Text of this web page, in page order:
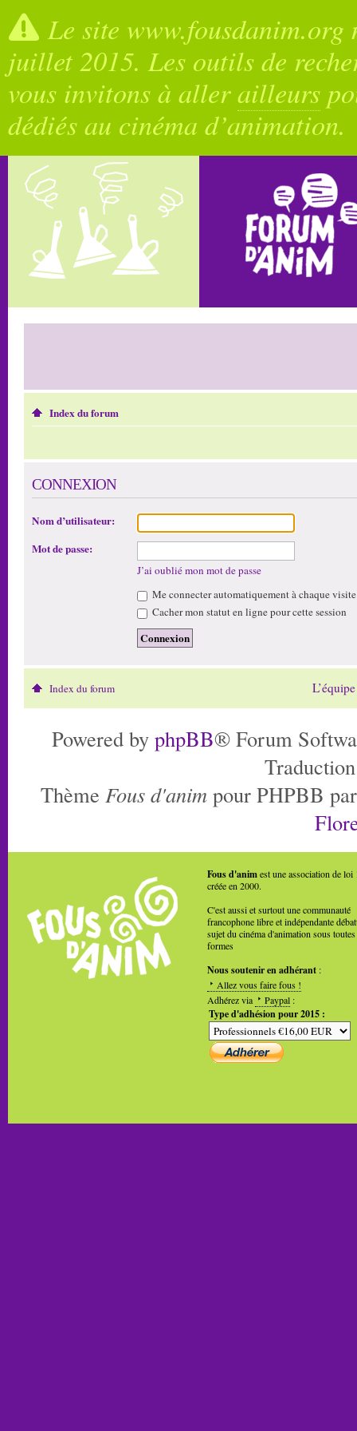
Le site
juillet 2015. Les outils de
vous invitons à allerailleurs
dédiés au cinéma d’animation.
Index du forum
CONNEXION
Nom d’utilisateur:
Mot de passe:
J’ai oublié mon mot de passe
Me connecter automatiquement à chaque visite
Cacher mon statut en ligne pour cette session
Index du forum
Powered by phpBB® Forum
Thème Fous d'anim pour PHPBB
Fous d'animest une association de loi
créée en 2000.
C'est aussi et surtout une communauté
francophone libre et indépendante
sujet du cinéma d'animation sous toutes
formes
Nous soutenir en adhérant :
Allez vous faire fous !
Adhérez via
Paypal :
Type d'adhésion pour 2015 :